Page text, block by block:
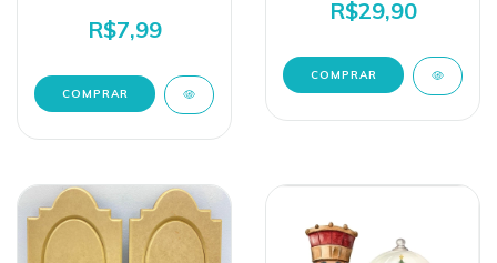
R$7,99
incluso
R$29,90